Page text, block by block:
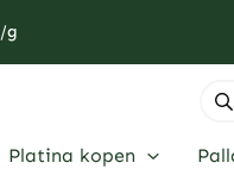
/g
Platina kopen